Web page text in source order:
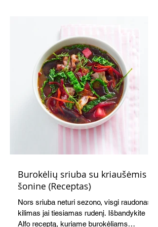
gražiai supjaustyti. Net ir šaltas kišas tiks
ir pusryčiams, ir pietų dėžutei, ir iškylai.
Burokėlių sriuba su kriaušėmis ir
šonine (Receptas)
Nors sriuba neturi sezono, visgi raudonas
kilimas jai tiesiamas rudenį. Išbandykite
Alfo receptą, kuriame burokėliams